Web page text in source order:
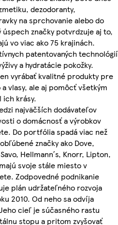
dezodoranty,
na sprchovanie alebo do
značky potvrdzuje aj to,
vo viac ako 75 krajinách.
patentovaných technológií
a hydratácie pokožky.
vyrábať kvalitné produkty pre
vlasy, ale aj pomôcť všetkým
ich krásy.
najväčších dodávateľov
o domácnosť a výrobkov
Do portfólia spadá viac než
značky ako Dove,
Hellmann´s, Knorr, Lipton,
svoje stále miesto v
Zodpovedné podnikanie
plán udržateľného rozvoja
2010. Od neho sa odvíja
cieľ je súčasného rastu
stopu a pritom zvyšovať